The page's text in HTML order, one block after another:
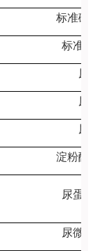
标准碳
标准
尿
尿
尿
淀粉酶
尿蛋
尿微